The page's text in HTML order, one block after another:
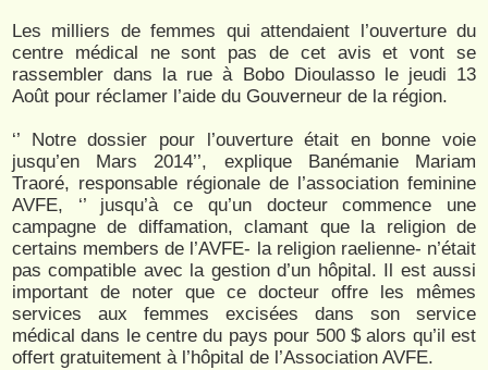
Les milliers de femmes qui attendaient l’ouverture du
centre médical ne sont pas de cet avis et vont se
rassembler dans la rue à Bobo Dioulasso le jeudi 13
Août pour réclamer l’aide du Gouverneur de la région.
‘’ Notre dossier pour l’ouverture était en bonne voie
jusqu’en Mars 2014’’, explique Banémanie Mariam
Traoré, responsable régionale de l’association feminine
AVFE, ‘’ jusqu’à ce qu’un docteur commence une
campagne de diffamation, clamant que la religion de
certains members de l’AVFE- la religion raelienne- n’était
pas compatible avec la gestion d’un hôpital. Il est aussi
important de noter que ce docteur offre les mêmes
services aux femmes excisées dans son service
médical dans le centre du pays pour 500 $ alors qu’il est
offert gratuitement à l’hôpital de l’Association AVFE.